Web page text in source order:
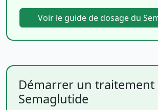
Voir le guide de dosage du
Démarrer un traitement
Semaglutide